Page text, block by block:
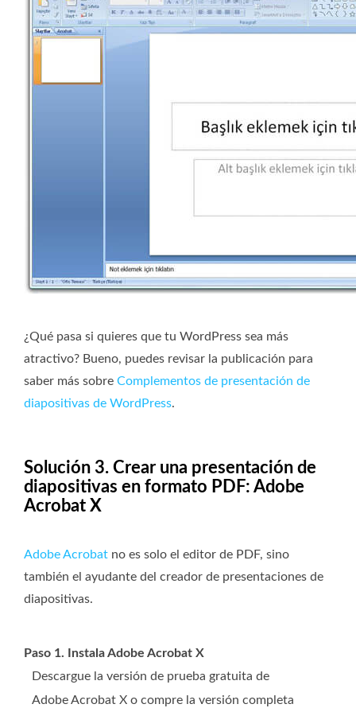
¿Qué pasa si quieres que tu WordPress sea más
atractivo? Bueno, puedes revisar la publicación para
saber más sobre Complementos de presentación de
diapositivas de WordPress.
Solución 3. Crear una presentación de
diapositivas en formato PDF: Adobe
Acrobat X
Adobe Acrobat no es solo el editor de PDF, sino
también el ayudante del creador de presentaciones de
diapositivas.
Paso 1. Instala Adobe Acrobat X
Descargue la versión de prueba gratuita de
Adobe Acrobat X o compre la versión completa